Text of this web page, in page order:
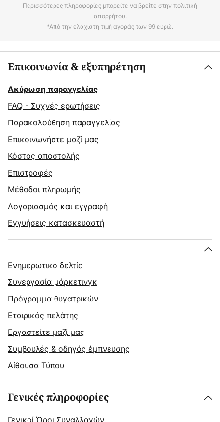
Περισσότερες πληροφορίες μπορείτε να βρείτε στην πολιτική
απορρήτου.
*Από την ελάχιστη τιμή αγοράς των 99 ευρώ.
Επικοινωνία & εξυπηρέτηση
Ακύρωση παραγγελίας
FAQ - Συχνές ερωτήσεις
Παρακολούθηση παραγγελίας
Επικοινωνήστε μαζί μας
Κόστος αποστολής
Επιστροφές
Μέθοδοι πληρωμής
Λογαριασμός και εγγραφή
Εγγυήσεις κατασκευαστή
Ενημερωτικό δελτίο
Συνεργασία μάρκετινγκ
Πρόγραμμα θυγατρικών
Εταιρικός πελάτης
Εργαστείτε μαζί μας
Συμβουλές & οδηγός έμπνευσης
Αίθουσα Τύπου
Γενικές πληροφορίες
Γενικοί Όροι Συναλλαγών